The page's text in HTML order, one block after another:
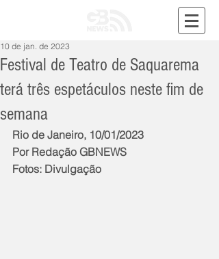
Festival de Teatro de Saquarema
terá três espetáculos neste fim de
semana
10 de jan. de 2023
Rio de Janeiro, 10/01/2023
Por Redação GBNEWS
Fotos: Divulgação